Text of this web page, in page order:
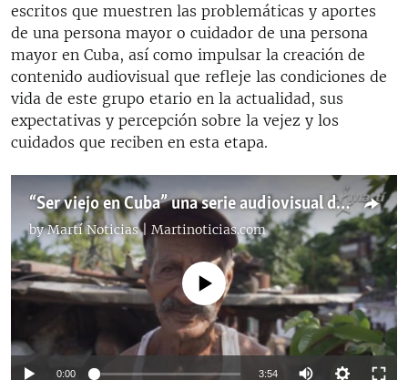
escritos que muestren las problemáticas y aportes
de una persona mayor o cuidador de una persona
mayor en Cuba, así como impulsar la creación de
contenido audiovisual que refleje las condiciones de
vida de este grupo etario en la actualidad, sus
expectativas y percepción sobre la vejez y los
cuidados que reciben en esta etapa.
“Ser viejo en Cuba” una serie audiovisual de Martí Noticias
byMartí Noticias | Martinoticias.com
No media source currently available
0:00 3:54